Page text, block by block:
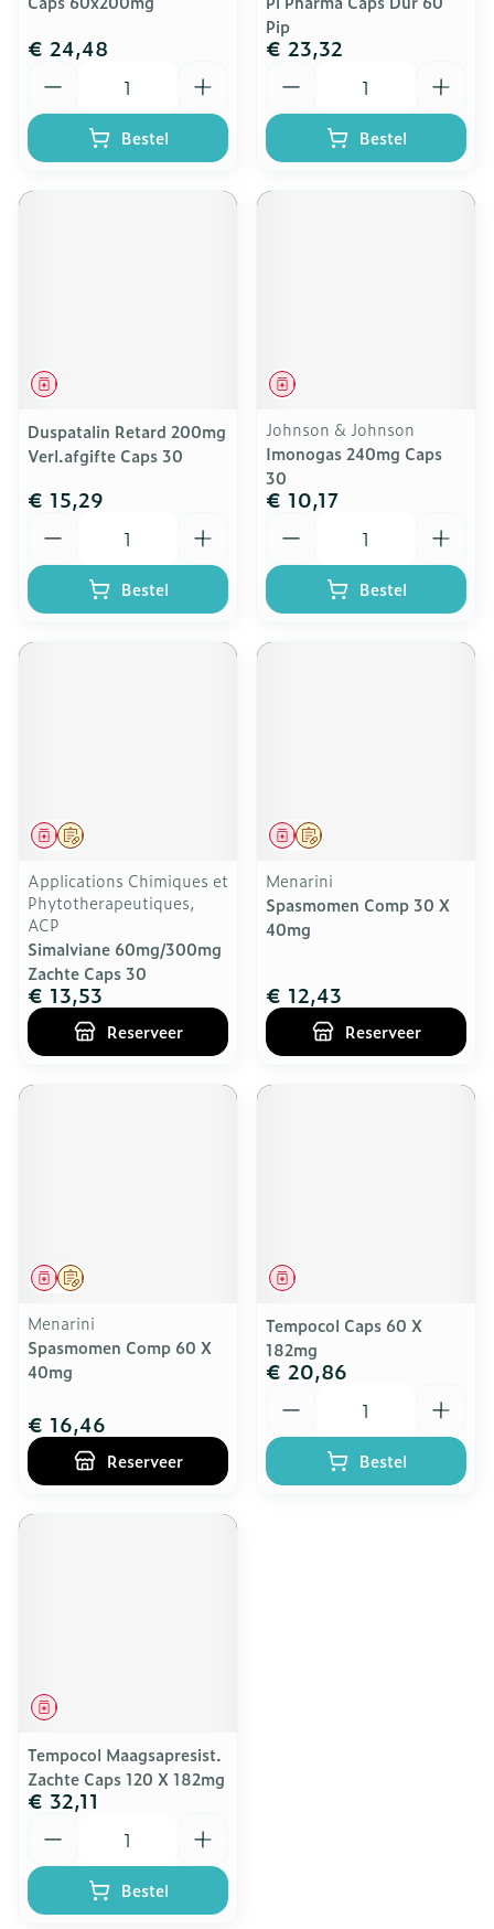
€ 24,48
Bestel
Pip
€ 23,32
Bestel
Geneesmiddel
Duspatalin Retard 200mg
Verl.afgifte Caps 30
€ 15,29
Bestel
Geneesmiddel
Johnson & Johnson
Imonogas 240mg Caps
30
€ 10,17
Bestel
Op voorschrift
Geneesmiddel
Applications Chimiques et
Phytotherapeutiques,
ACP
Simalviane 60mg/300mg
Zachte Caps 30
€ 13,53
Reserveer
Op voorschrift
Geneesmiddel
Menarini
Spasmomen Comp 30 X
40mg
€ 12,43
Reserveer
Op voorschrift
Geneesmiddel
Menarini
Spasmomen Comp 60 X
40mg
€ 16,46
Reserveer
Geneesmiddel
Tempocol Caps 60 X
182mg
€ 20,86
Bestel
Geneesmiddel
Tempocol Maagsapresist.
Zachte Caps 120 X 182mg
€ 32,11
Bestel